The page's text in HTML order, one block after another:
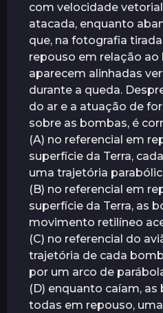
com velocidade
atacada, enquanto
que, na fotografia
repouso em relação
aparecem alinhadas
durante a queda.
do ar e a atuação de
sobre as bombas, é
(A) no referencial em
superfície da Terra,
uma trajetória
(B) no referencial em
superfície da Terra, as
movimento retilíneo
(C) no referencial do
trajetória de cada
por um arco de
(D) enquanto caíam,
todas em repouso,